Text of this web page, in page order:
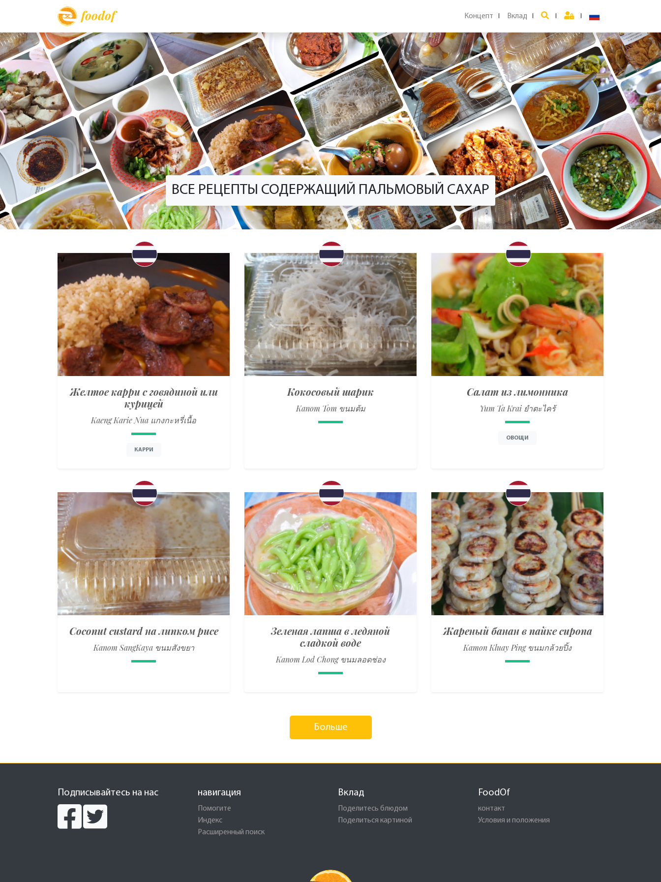
foodof Концепт Вклад
ВСЕ РЕЦЕПТЫ СОДЕРЖАЩИЙ ПАЛЬМОВЫЙ САХАР
Желтое карри с говядиной или
курицей
Kaeng Karie Nua แกงกะหรี่เนื้อ
КАРРИ
Кокосовый шарик
Kanom Tom ขนมต้ม
Салат из лимонника
Yum Ta Krai ยำตะไคร้
ОВОЩИ
Coconut custard на липком рисе
Kanom SangKaya ขนมสังขยา
Зеленая лапша в ледяной
сладкой воде
Kanom Lod Chong ขนมลอดช่อง
Жареный банан в пайке сиропа
Kamon Kluay Ping ขนมกล้วยปิ้ง
Больше
Подписывайтесь на нас навигация
Помогите
Индекс
Расширенный поиск
Вклад
Поделитесь блюдом
Поделиться картиной
FoodOf
контакт
Условия и положения